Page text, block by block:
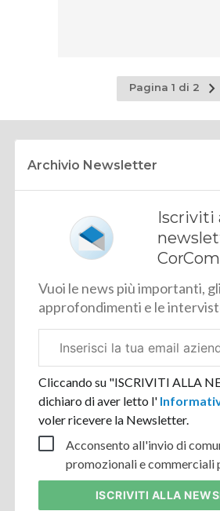
Pagina 1 di 2
Archivio Newsletter
Iscriviti
CorCom
Vuoi le news più importanti, gli
approfondimenti e le
aziendale
Cliccando su "ISCRIVITI ALLA
dichiaro di aver letto l'
voler ricevere la Newsletter.
Acconsento all'invio di
promozionali e commerciali
ISCRIVITI ALLA